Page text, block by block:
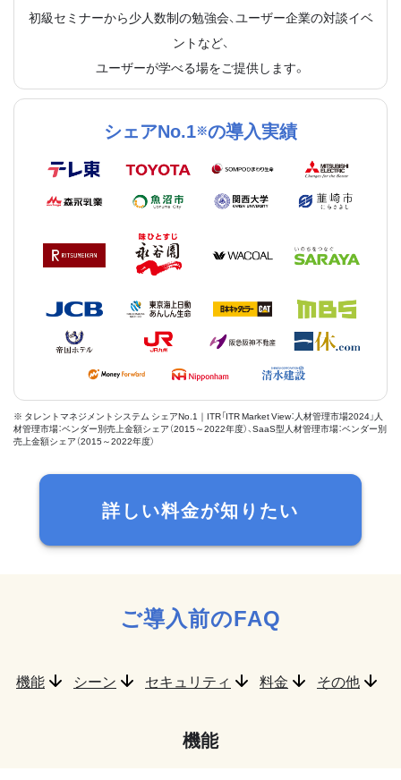
初級セミナーから少人数制の勉強会、ユーザー企業の対談イベ
ントなど、
ユーザーが学べる場をご提供します。
シェアNo.1※の導入実績
※ タレントマネジメントシステム シェアNo.1｜ITR「ITR Market View：人材管理市場2024」人
材管理市場：ベンダー別売上金額シェア（2015～2022年度）、SaaS型人材管理市場：ベンダー別
売上金額シェア（2015～2022年度）
詳しい料金が知りたい
ご導入前のFAQ
機能 シーン セキュリティ 料金 その他
機能